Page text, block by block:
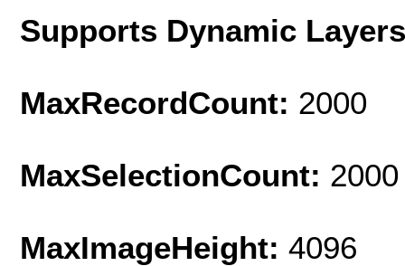
Supports Dynamic
MaxRecordCount: 2000
MaxSelectionCount: 2000
MaxImageHeight: 4096